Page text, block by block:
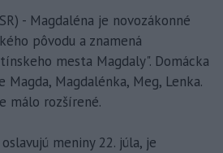
- Magdaléna je novozákonné
pôvodu a znamená
mesta Magdaly". Domácka
Magdalénka, Meg, Lenka.
málo rozšírené.
meniny 22. júla, je